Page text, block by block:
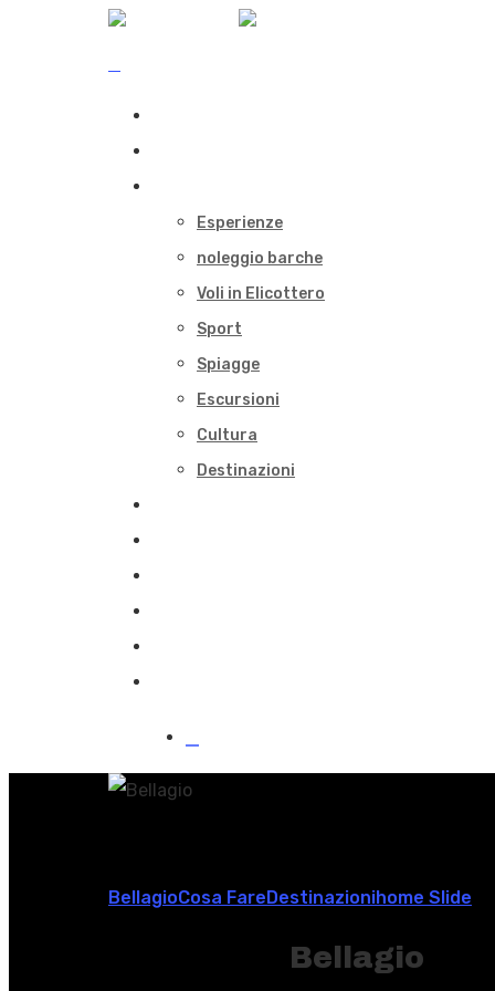
Esperienze
noleggio barche
Voli in Elicottero
Sport
Spiagge
Escursioni
Cultura
Destinazioni
BellagioCosa FareDestinazioniHome Slide
Bellagio